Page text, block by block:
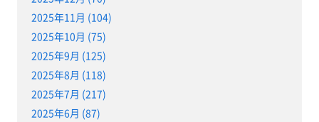
2025年11月 (104)
2025年10月 (75)
2025年9月 (125)
2025年8月 (118)
2025年7月 (217)
2025年6月 (87)